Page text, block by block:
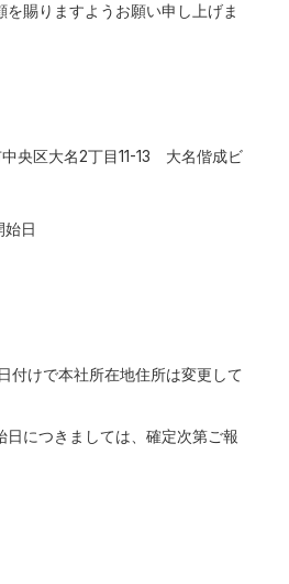
賜りますようお願い申し上げま
区大名2丁目11-13 大名偕成ビ
始日
付けで本社所在地住所は変更して
日につきましては、確定次第ご報